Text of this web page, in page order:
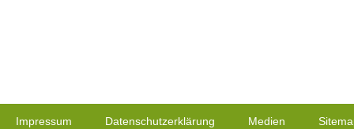
Impressum Datenschutzerklärung Medien